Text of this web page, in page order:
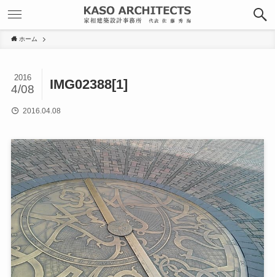
ホーム
IMG02388[1]
2016
4/08
2016.04.08